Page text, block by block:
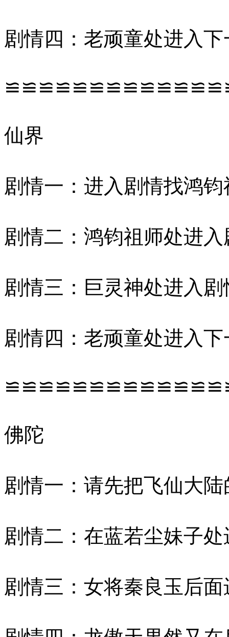
剧情四：老顽童处进入
仙界
剧情一：进入剧情找鸿
剧情二：鸿钧祖师处进
剧情三：巨灵神处进入
剧情四：老顽童处进入
佛陀
剧情一：请先把飞仙大
剧情二：在蓝若尘妹子
剧情三：女将秦良玉后